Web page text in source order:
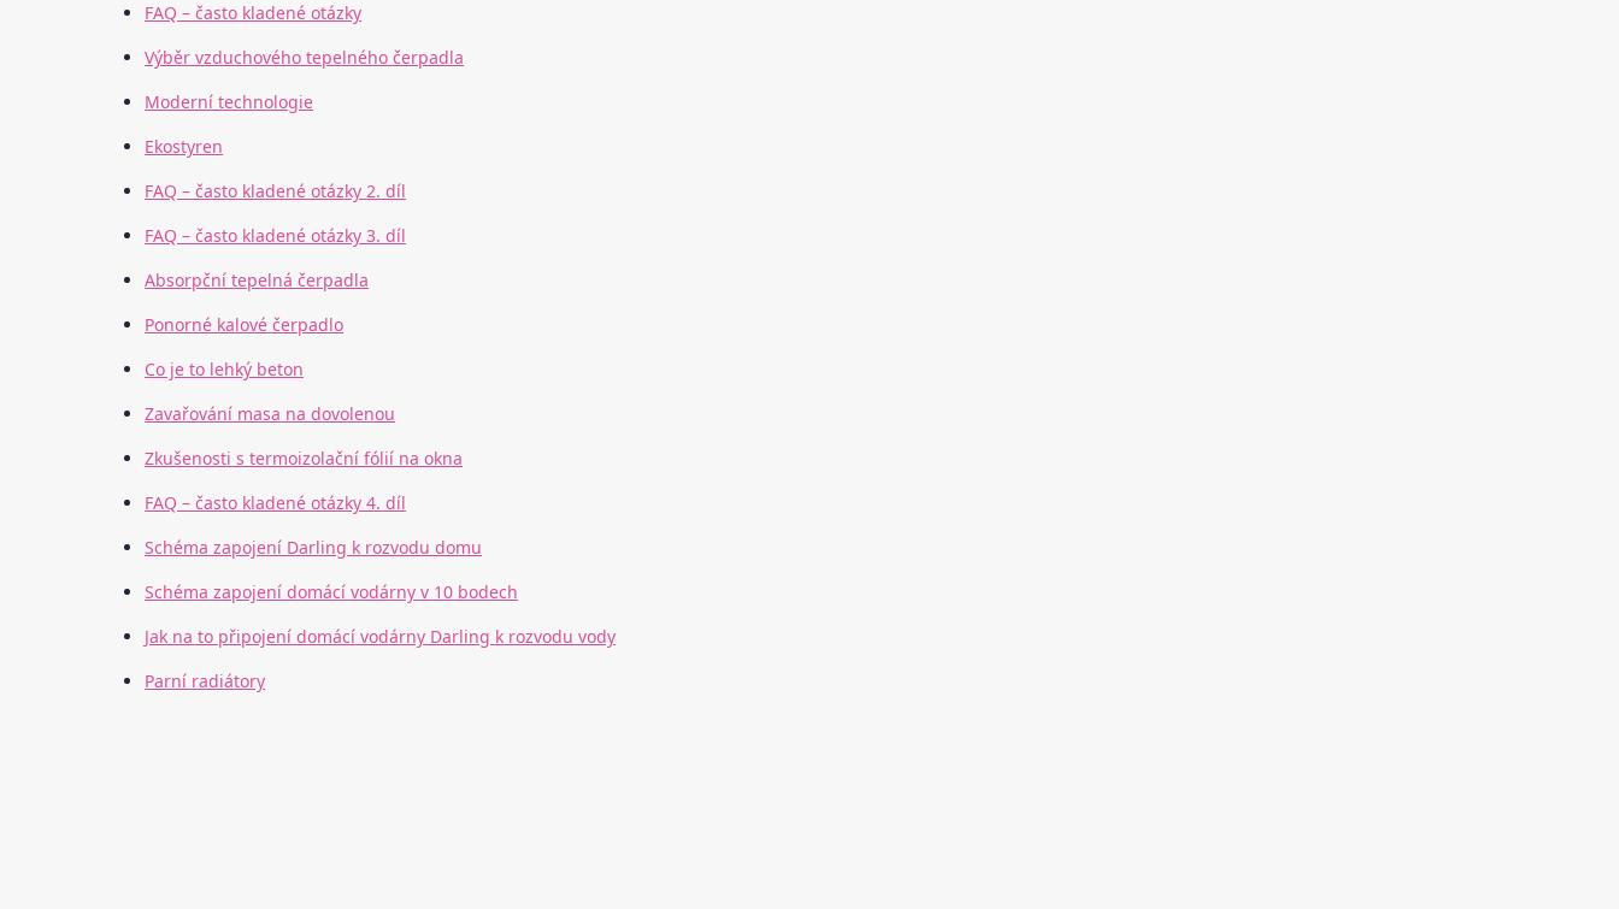
FAQ – často kladené otázky
Výběr vzduchového tepelného čerpadla
Moderní technologie
Ekostyren
FAQ – často kladené otázky 2. díl
FAQ – často kladené otázky 3. díl
Absorpční tepelná čerpadla
Ponorné kalové čerpadlo
Co je to lehký beton
Zavařování masa na dovolenou
Zkušenosti s termoizolační fólií na okna
FAQ – často kladené otázky 4. díl
Schéma zapojení Darling k rozvodu domu
Schéma zapojení domácí vodárny v 10 bodech
Jak na to připojení domácí vodárny Darling k rozvodu vody
Parní radiátory